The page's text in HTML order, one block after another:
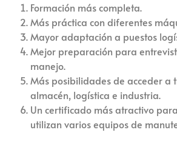
Formación más completa.
Más práctica con diferentes
Mayor adaptación a puestos
Mejor preparación para
manejo.
Más posibilidades de acceder a
almacén, logística e industria.
Un certificado más atractivo
utilizan varios equipos de